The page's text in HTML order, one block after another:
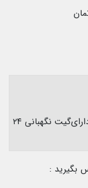
دوخوابه فول تمیز مستاجر تا یکسال ۱۷۰ رهن دارای‌گیت نگهبانی ۲۴
بگیرید :